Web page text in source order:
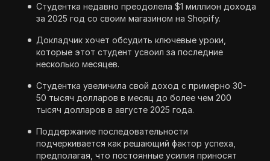
Студентка недавно преодолела $1 миллион дохода
за 2025 год со своим магазином на Shopify.
Докладчик хочет обсудить ключевые уроки,
которые этот студент усвоил за последние
несколько месяцев.
Студентка увеличила свой доход с примерно 30-
50 тысяч долларов в месяц до более чем 200
тысяч долларов в августе 2025 года.
Поддержание последовательности
подчеркивается как решающий фактор успеха,
предполагая, что постоянные усилия приносят